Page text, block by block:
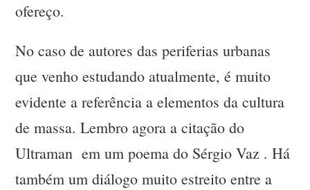
ofereço.
No caso de autores das periferias urbanas
que venho estudando atualmente, é muito
evidente a referência a elementos da cultura
de massa. Lembro agora a citação do
Ultraman em um poema do Sérgio Vaz . Há
também um diálogo muito estreito entre a